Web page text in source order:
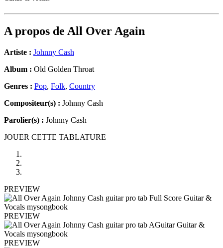
A propos de All Over Again
Artiste : Johnny Cash
Album : Old Golden Throat
Genres : Pop, Folk, Country
Compositeur(s) : Johnny Cash
Parolier(s) : Johnny Cash
JOUER CETTE TABLATURE
PREVIEW
PREVIEW
PREVIEW